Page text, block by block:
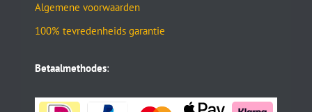
Algemene voorwaarden
100% tevredenheids garantie
Betaalmethodes: